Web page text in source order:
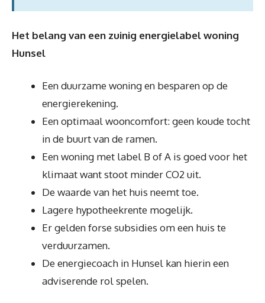
Het belang van een zuinig energielabel woning
Hunsel
Een duurzame woning en besparen op de
energierekening.
Een optimaal wooncomfort: geen koude tocht
in de buurt van de ramen.
Een woning met label B of A is goed voor het
klimaat want stoot minder CO2 uit.
De waarde van het huis neemt toe.
Lagere hypotheekrente mogelijk.
Er gelden forse subsidies om een huis te
verduurzamen.
De energiecoach in Hunsel kan hierin een
adviserende rol spelen.